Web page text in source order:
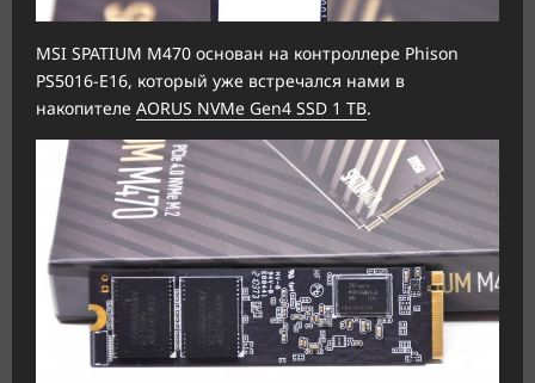
MSI SPATIUM M470 основан на контроллере Phison
PS5016-E16, который уже встречался нами в
накопителе AORUS NVMe Gen4 SSD 1 TB.